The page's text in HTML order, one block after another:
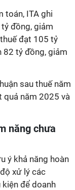
toán, ITA ghi
đồng, giảm
đạt 105 tỷ
82 tỷ đồng, giảm
sau thuế năm
quả năm 2025 và
năng chưa
ý khả năng hoàn
xử lý các
để doanh